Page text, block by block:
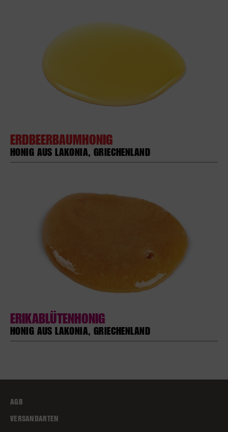
ERDBEERBAUMHONIG
HONIG AUS LAKONIA, GRIECHENLAND
ERIKABLÜTENHONIG
HONIG AUS LAKONIA, GRIECHENLAND
AGB
VERSANDARTEN